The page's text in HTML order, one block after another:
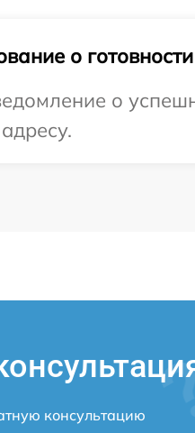
о готовности
о
консультацию